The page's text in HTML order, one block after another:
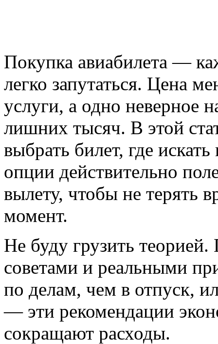
Покупка авиабилета —
легко запутаться. Цена
услуги, а одно неверное
лишних тысяч. В этой
выбрать билет, где
опции действительно
вылету, чтобы не терять
момент.
Не буду грузить
советами и реальными
по делам, чем в отпуск,
— эти рекомендации
сокращают расходы.